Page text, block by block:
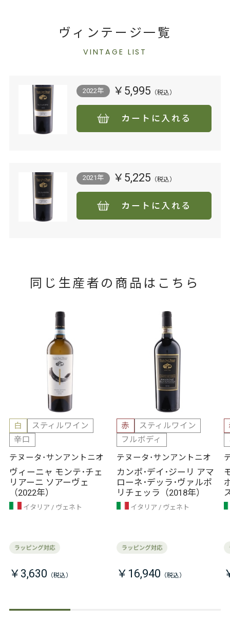
ヴィンテージ一覧
VINTAGE LIST
2022年 ￥5,995
カートに入れる
2021年 ￥5,225
カートに入れる
同じ生産者の商品はこちら
白
スティルワイン
辛口
テヌータ･サンアントニオ
ヴィーニャ モンテ･チェ
リアーニ ソアーヴェ
（2022年）
イタリア ヴェネト
￥3,630
赤
スティルワイン
フルボディ
テヌータ･サンアントニオ
カンポ･デイ･ジーリ アマ
ローネ･デッラ･ヴァルポ
リチェッラ（2018年）
イタリア ヴェネト
￥16,940